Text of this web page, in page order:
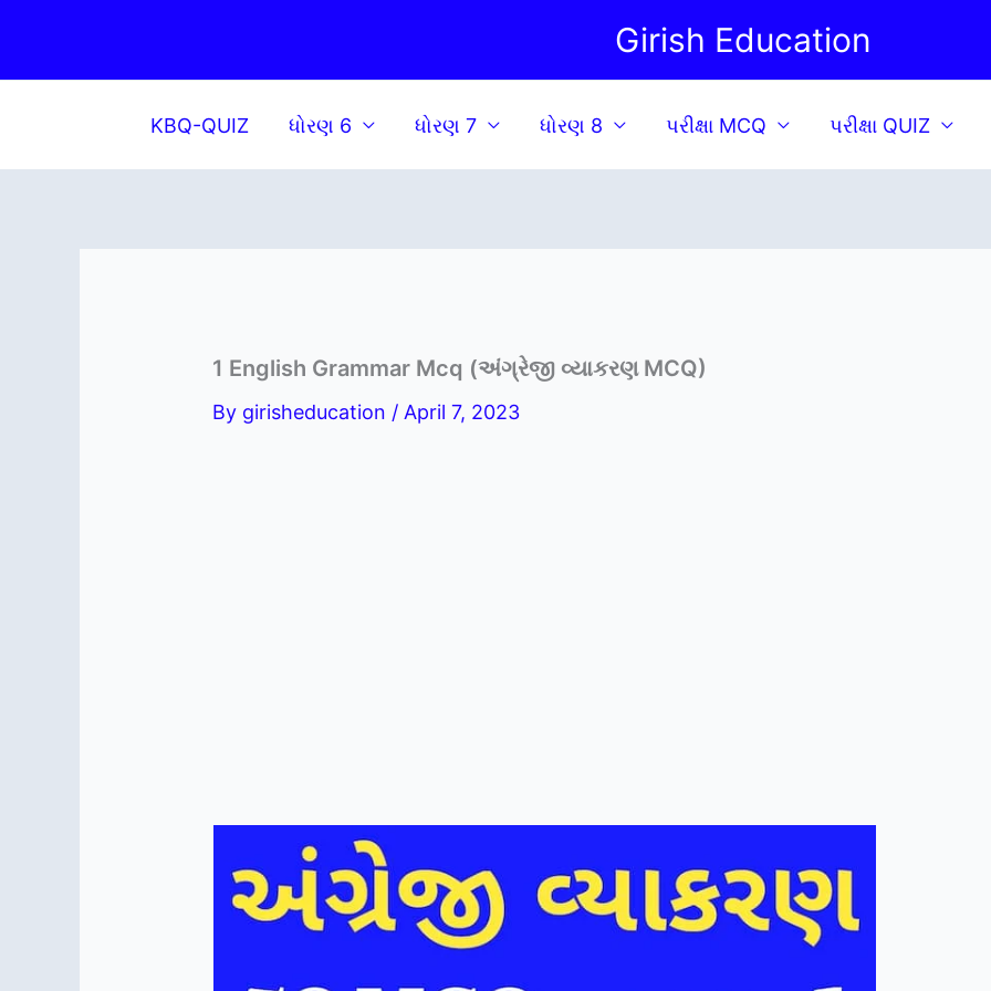
content
Girish Education
KBQ-QUIZ ધોરણ 6 ધોરણ 7 ધોરણ 8 પરીક્ષા MCQ પરીક્ષા QUIZ
1 English Grammar Mcq (અંગ્રેજી વ્યાકરણ MCQ)
By girisheducation / April 7, 2023